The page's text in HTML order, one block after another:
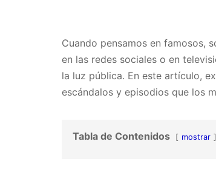
Cuando pensamos en famosos,
en las redes sociales o en
la luz pública. En este artículo,
escándalos y episodios que los
Tabla de Contenidos mostrar